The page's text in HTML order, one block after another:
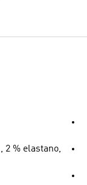
2 % elastano,